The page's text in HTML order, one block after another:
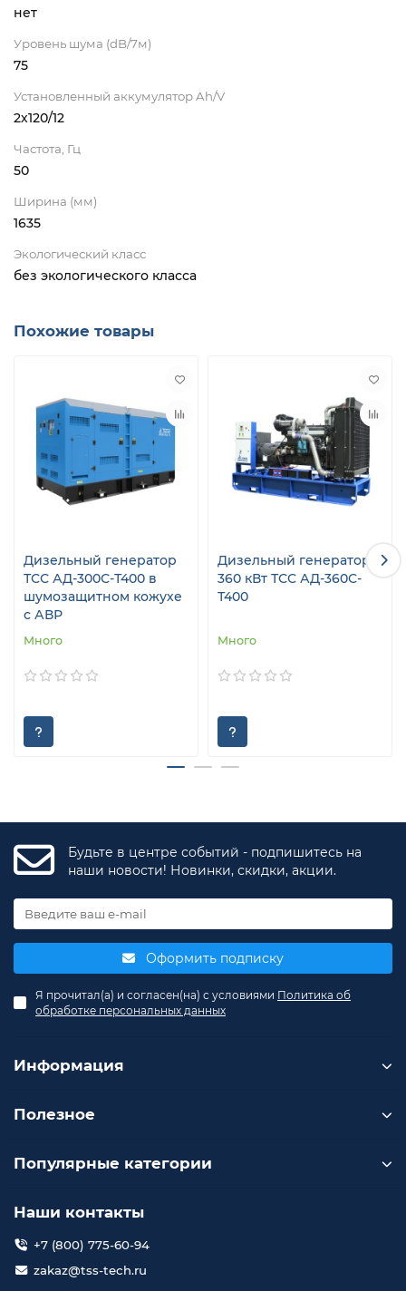
нет
Уровень шума (dB/7м)
75
Установленный аккумулятор Ah/V
2х120/12
Частота, Гц
50
Ширина (мм)
1635
Экологический класс
без экологического класса
Похожие товары
Дизельный генератор
ТСС АД-300С-Т400 в
шумозащитном кожухе
с АВР
Много
Дизельный генератор
360 кВт ТСС АД-360С-
Т400
Много
Будьте в центре событий - подпишитесь на
наши новости! Новинки, скидки, акции.
Оформить подписку
Я прочитал(а) и согласен(на) с условиями Политика об
обработке персональных данных
Информация
Полезное
Популярные категории
Наши контакты
+7 (800) 775-60-94
zakaz@tss-tech.ru